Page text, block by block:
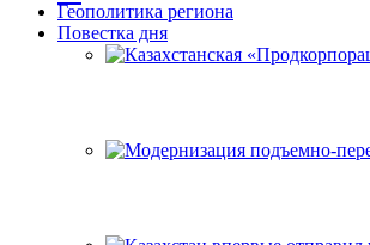
Геополитика региона
Повестка дня